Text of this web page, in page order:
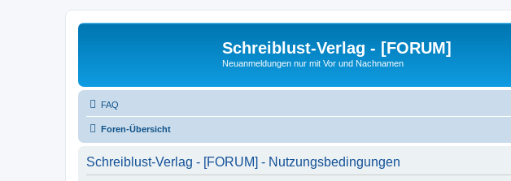
Schreiblust-Verlag - [FORUM]
Neuanmeldungen nur mit Vor und Nachnamen
FAQ
Foren-Übersicht
Schreiblust-Verlag - [FORUM] - Nutzungsbedingungen